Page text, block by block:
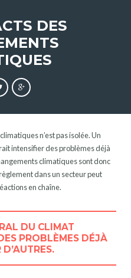
DES
notre système climatique
et demain ?
climatiques
n’est pas isolée. Un
intensifier des problèmes déjà
climatiques sont donc
dans un secteur peut
en chaîne.
DU CLIMAT
PROBLÈMES DÉJÀ